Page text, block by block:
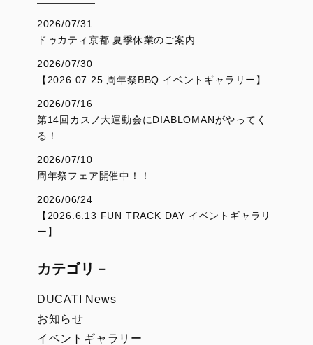
2026/07/31
ドゥカティ京都 夏季休業のご案内
2026/07/30
【2026.07.25 周年祭BBQ イベントギャラリー】
2026/07/16
第14回カスノ大運動会にDIABLOMANがやってく
る！
2026/07/10
周年祭フェア開催中！！
2026/06/24
【2026.6.13 FUN TRACK DAY イベントギャラリ
ー】
カテゴリ－
DUCATI News
お知らせ
イベントギャラリー